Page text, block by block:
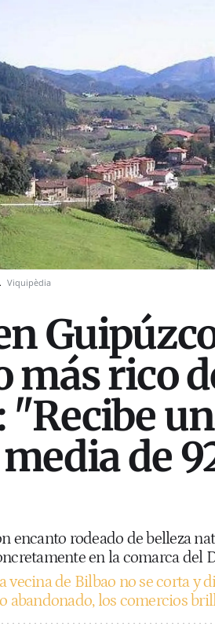
Viquipèdia
más rico
"Recibe
de
encanto rodeado de belleza
en la comarca del
vecina de Bilbao no se corta y
abandonado, los comercios